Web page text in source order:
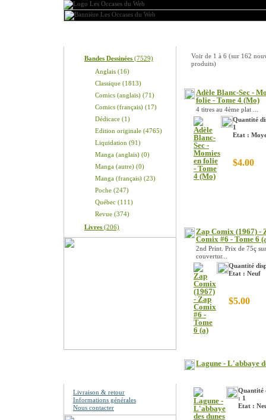
Bandes Dessinées (7529)
Anglais (16)
Classique (1813)
Comics (anglais) (71)
Comics (français) (17)
Dédicace (1)
Edition originale (4765)
Liquidation (91)
Manga (anglais) (0)
Manga (autre) (0)
Manga (français) (23)
Poche (247)
Québec (111)
Revue (374)
Livres (206)
Livraison & retour
Informations générales
Nous contacter
Voir de 1 à 6 (sur 162
produits)
Adèle Blanc-Sec -
folie - Tome 4 (Mo)
4 titres au 4ème plat ...
Quantité
1
Etat :
$4.00
Zap Comix (1967) -
Comix #6 - Tome 6
2nd Print. Prix de 75ç
couvertur...
Quantité
Etat : Neuf
$5.00
Lagune - L'abbaye
Quantité
: 1
Etat :